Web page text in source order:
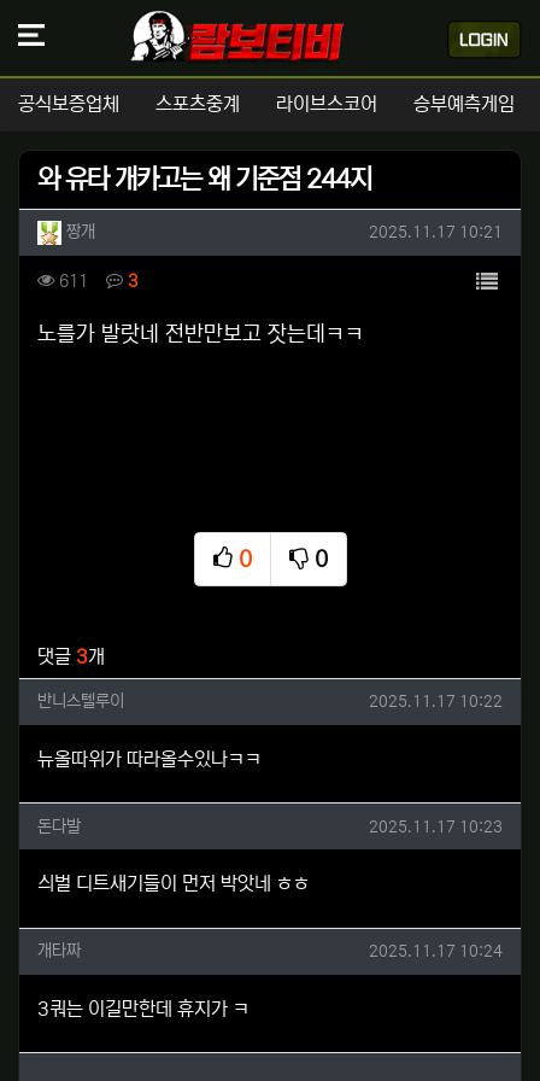
공식보증업체 스포츠중계 라이브스코어 승부예측게임
와 유타 개카고는 왜 기준점 244지
작성자 정보
짱개 작성일
2025.11.17 10:21
컨텐츠 정보
611 조회 3댓글 목록
본문
노를가 발랏네 전반만보고 잣는데ㅋㅋ
0
추천
0
비추천
댓글 3개
반니스텔루이님의 댓글
반니스텔루이 작성일
2025.11.17 10:22
뉴올따위가 따라올수있나ㅋㅋ
돈다발님의 댓글
돈다발 작성일
2025.11.17 10:23
싀벌 디트새기들이 먼저 박앗네 ㅎㅎ
개타짜님의 댓글
개타짜 작성일
2025.11.17 10:24
3쿼는 이길만한데 휴지가 ㅋ